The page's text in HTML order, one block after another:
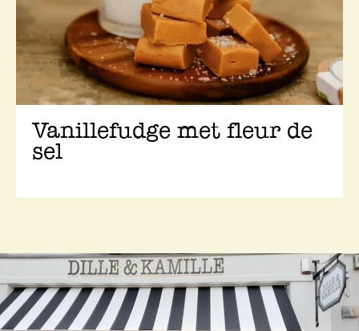
Vanillefudge met fleur de
sel